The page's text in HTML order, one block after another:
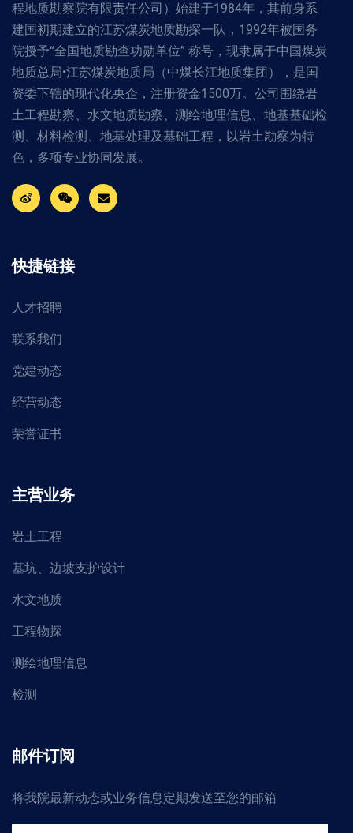
程地质勘察院有限责任公司）始建于1984年，其前身系
建国初期建立的江苏煤炭地质勘探一队，1992年被国务
院授予“全国地质勘查功勋单位” 称号，现隶属于中国煤炭
地质总局•江苏煤炭地质局（中煤长江地质集团），是国
资委下辖的现代化央企，注册资金1500万。公司围绕岩
土工程勘察、水文地质勘察、测绘地理信息、地基基础检
测、材料检测、地基处理及基础工程，以岩土勘察为特
色，多项专业协同发展。
快捷链接
人才招聘
联系我们
党建动态
经营动态
荣誉证书
主营业务
岩土工程
基坑、边坡支护设计
水文地质
工程物探
测绘地理信息
检测
邮件订阅
将我院最新动态或业务信息定期发送至您的邮箱